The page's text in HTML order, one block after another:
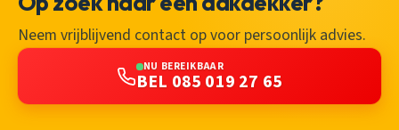
Neem vrijblijvend contact op voor persoonlijk advies.
NU BEREIKBAAR
BEL 085 019 27 65